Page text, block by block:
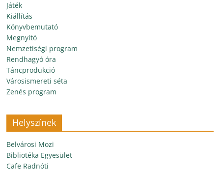
Játék
Kiállítás
Könyvbemutató
Megnyitó
Nemzetiségi program
Rendhagyó óra
Táncprodukció
Városismereti séta
Zenés program
Helyszínek
Belvárosi Mozi
Bibliotéka Egyesület
Cafe Radnóti